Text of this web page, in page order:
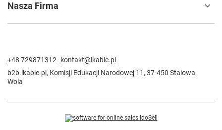
Nasza Firma
+48 729871312
kontakt@ikable.pl
b2b.ikable.pl , Komisji Edukacji Narodowej 11 , 37-450 Stalowa
Wola